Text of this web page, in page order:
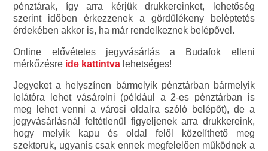
pénztárak, így arra kérjük drukkereinket, lehetőség
szerint időben érkezzenek a gördülékeny beléptetés
érdekében akkor is, ha már rendelkeznek belépővel.
Online elővételes jegyvásárlás a Budafok elleni
mérkőzésre ide kattintva lehetséges!
Jegyeket a helyszínen bármelyik pénztárban bármelyik
lelátóra lehet vásárolni (például a 2-es pénztárban is
meg lehet venni a városi oldalra szóló belépőt), de a
jegyvásárlásnál feltétlenül figyeljenek arra drukkereink,
hogy melyik kapu és oldal felől közelíthető meg
szektoruk, ugyanis csak ennek megfelelően működnek a